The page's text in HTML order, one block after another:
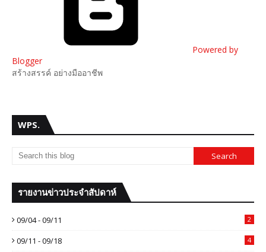
Powered by
Blogger
สร้างสรรค์ อย่างมืออาชีพ
WPS.
รายงานข่าวประจำสัปดาห์
09/04 - 09/11 2
09/11 - 09/18 4